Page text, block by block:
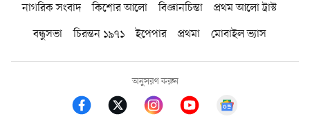
নাগরিক সংবাদ কিশোর আলো বিজ্ঞানচিন্তা
প্রথম আলো ট্রাস্ট
বন্ধুসভা
চিরন্তন ১৯৭১ ইপেপার প্রথমা মোবাইল ভ্যাস
অনুসরণ করুন